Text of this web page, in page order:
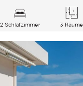
2 Schlafzimmer 3 Räume